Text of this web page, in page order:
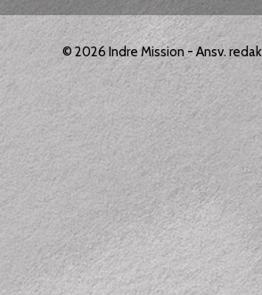
© 2026 Indre Mission- Ansv.